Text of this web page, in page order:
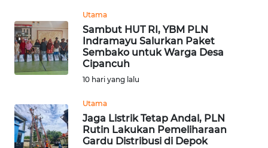
Utama
Sambut HUT RI, YBM PLN
Indramayu Salurkan Paket
Sembako untuk Warga Desa
Cipancuh
10 hari yang lalu
Utama
Jaga Listrik Tetap Andal, PLN
Rutin Lakukan Pemeliharaan
Gardu Distribusi di Depok
WN
BOGOR
WN
TAPANULI